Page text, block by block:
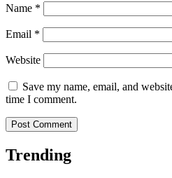
Name *
Email *
Website
Save my name, email, and
time I comment.
Trending